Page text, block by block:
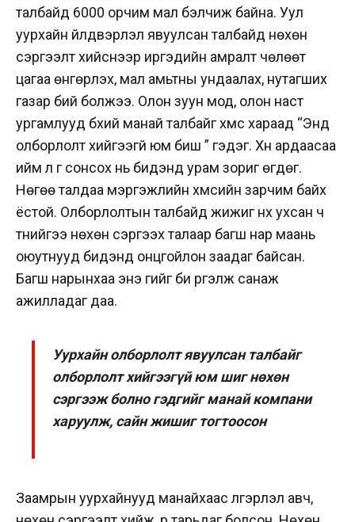
талбайд 6000 орчим мал бэлчиж байна. Уул
уурхайн үйлдвэрлэл явуулсан талбайд нөхөн
сэргээлт хийснээр иргэдийн амралт чөлөөт
цагаа өнгөрүүлэх, мал амьтны ундаалах, нутагших
газар бий болжээ. Олон зуун мод, олон наст
ургамлууд бүхий манай талбайг хүмүүс хараад “Энд
олборлолт хийгээгүй юм биш үү” гэдэг. Хүн ардаасаа
ийм л үг сонсох нь бидэнд урам зориг өгдөг.
Нөгөө талдаа мэргэжлийн хүмүүсийн зарчим байх
ёстой. Олборлолтын талбайд жижиг нүх ухсан ч
түүнийгээ нөхөн сэргээх талаар багш нар маань
оюутнууд бидэнд онцгойлон заадаг байсан.
Багш нарынхаа энэ үгийг би үргэлж санаж
ажилладаг даа.
Уурхайн олборлолт явуулсан талбайг
олборлолт хийгээгүй юм шиг нөхөн
сэргээж болно гэдгийг манай компани
харуулж, сайн жишиг тогтоосон
Заамрын уурхайнууд манайхаас үлгэрлэл авч,